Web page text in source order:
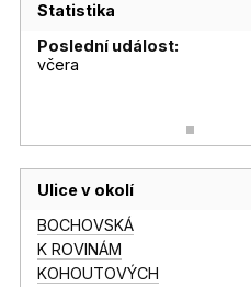
Statistika
Poslední událost:
včera
Ulice v okolí
BOCHOVSKÁ
K ROVINÁM
KOHOUTOVÝCH